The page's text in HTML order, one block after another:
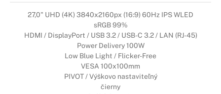
27,0" UHD (4K) 3840x2160px (16:9) 60Hz IPS WLED
sRGB 99%
HDMI / DisplayPort / USB 3.2 / USB-C 3.2 / LAN (RJ-45)
Power Delivery 100W
Low Blue Light / Flicker-Free
VESA 100x100mm
PIVOT / Výškovo nastaviteľný
čierny